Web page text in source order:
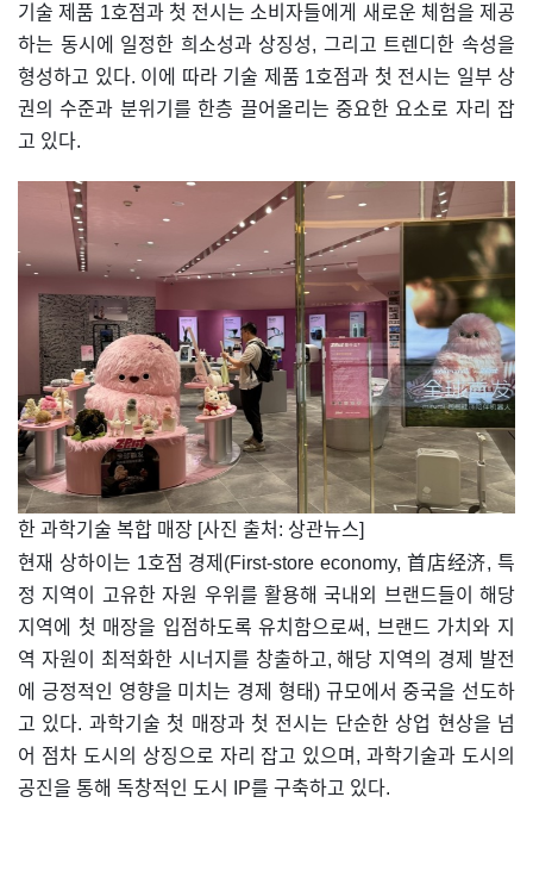
기술 제품 1호점과 첫 전시는 소비자들에게 새로운 체험을 제공
하는 동시에 일정한 희소성과 상징성, 그리고 트렌디한 속성을
형성하고 있다. 이에 따라 기술 제품 1호점과 첫 전시는 일부 상
권의 수준과 분위기를 한층 끌어올리는 중요한 요소로 자리 잡
고 있다.
​한 과학기술 복합 매장 [사진 출처: 상관뉴스]
현재 상하이는 1호점 경제(First-store economy, 首店经济, 특
정 지역이 고유한 자원 우위를 활용해 국내외 브랜드들이 해당
지역에 첫 매장을 입점하도록 유치함으로써, 브랜드 가치와 지
역 자원이 최적화한 시너지를 창출하고, 해당 지역의 경제 발전
에 긍정적인 영향을 미치는 경제 형태) 규모에서 중국을 선도하
고 있다. 과학기술 첫 매장과 첫 전시는 단순한 상업 현상을 넘
어 점차 도시의 상징으로 자리 잡고 있으며, 과학기술과 도시의
공진을 통해 독창적인 도시 IP를 구축하고 있다.